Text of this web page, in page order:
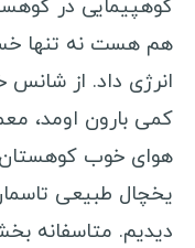
کوهپیمایی در
هم هست نه تنها
انرژی داد. از شانس
کمی بارون اومد،
هوای خوب کوهستان
یخچال طبیعی
دیدیم. متاسفانه